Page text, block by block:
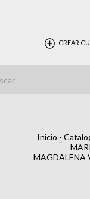
CREAR
Inicio -
MAGDALENA